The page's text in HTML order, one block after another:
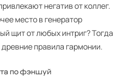
негатив от коллег.
место в генератор
щит от любых интриг? Тогда
правила гармонии.
по фэншуй